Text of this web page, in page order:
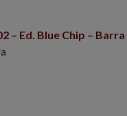
– Ed. Blue Chip –